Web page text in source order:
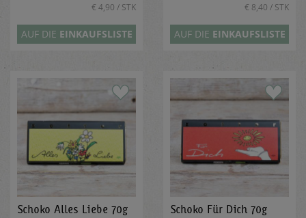
€ 4,90 / STK
AUF DIE EINKAUFSLISTE
€ 8,40 / STK
AUF DIE EINKAUFSLISTE
Schoko Alles Liebe 70g Schoko Für Dich 70g